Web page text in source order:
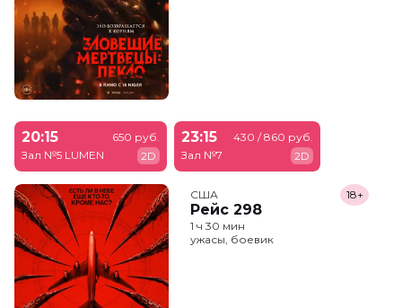
20:15
Зал №5 LUMEN
650 руб.
2D
23:15
Зал №7
430 / 860 руб.
2D
США
Рейс 298
18+
1 ч 30 мин
ужасы, боевик